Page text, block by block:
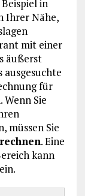
in
Ihrer Nähe,
mit einer
äußerst
ausgesuchte
für
Sie
müssen Sie
. Eine
kann